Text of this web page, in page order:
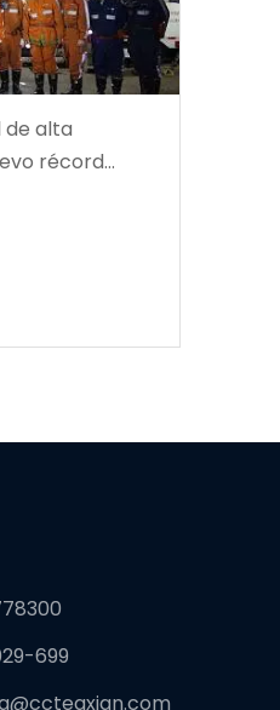
de alta
récord
699